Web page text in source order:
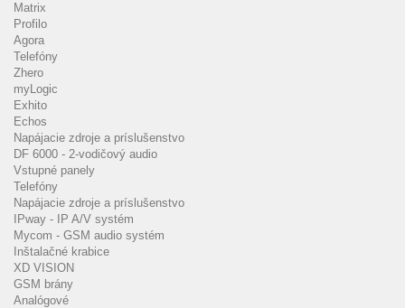
Matrix
Profilo
Agora
Telefóny
Zhero
myLogic
Exhito
Echos
Napájacie zdroje a príslušenstvo
DF 6000 - 2-vodičový audio
Vstupné panely
Telefóny
Napájacie zdroje a príslušenstvo
IPway - IP A/V systém
Mycom - GSM audio systém
Inštalačné krabice
XD VISION
GSM brány
Analógové